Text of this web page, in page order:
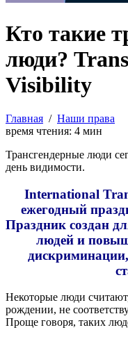
Кто такие
люди?
Visibility
Главная / Наши права
время чтения: 4 мин
Трансгендерные люди
день видимости.
International
ежегодный
Праздник создан
людей и
Некоторые люди
рождении, не
Проще говоря, таких